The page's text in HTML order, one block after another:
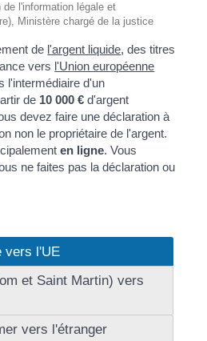
l'information légale et
Ministère chargé de la justice
de l'argent liquide, des titres
vers l'Union européenne
l'intermédiaire d'un
de 10 000 € d'argent
devez faire une déclaration à
non le propriétaire de l'argent.
en ligne. Vous
ne faites pas la déclaration ou
vers l'UE
et Saint Martin) vers
vers l'étranger